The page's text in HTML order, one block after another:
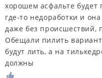
хорошем асфальте
где-то недоработки и
даже без происшествий,
Обещали пилить
будут лить, а на
должны